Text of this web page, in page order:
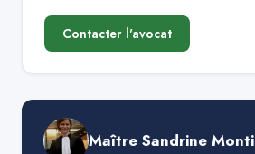
Contacter l'avocat
Maître Sandrine Monti